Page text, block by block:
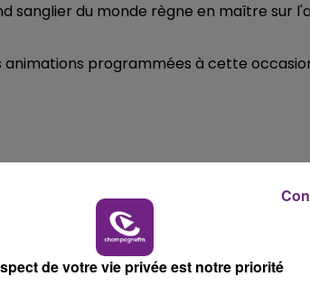
sanglier du monde règne en maître sur
animations programmées à cette
de votre vie privée est notre priorité